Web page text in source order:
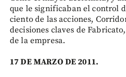
que le significaban el control
ciento de las acciones,
decisiones claves de
de la empresa.
17 DE MARZO DE 2011.